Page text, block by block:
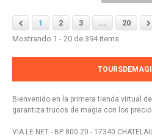
1
2 3 ...
20
Mostrando 1 - 20 de 394 items
Bienvenido en la primera tienda virtual
garantiza trucos de magia con los
VIA LE NET - BP 800 20 - 17340